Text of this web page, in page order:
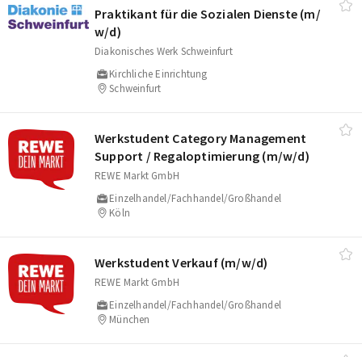
Praktikant für die Sozialen Dienste (m/​
w/​d)
Diakonisches Werk Schweinfurt
Kirchliche Einrichtung
Schweinfurt
Werkstudent Category Management
Support /​ Regaloptimierung (m/​w/​d)
REWE Markt GmbH
Einzelhandel/Fachhandel/Großhandel
Köln
Werkstudent Verkauf (m/​w/​d)
REWE Markt GmbH
Einzelhandel/Fachhandel/Großhandel
München